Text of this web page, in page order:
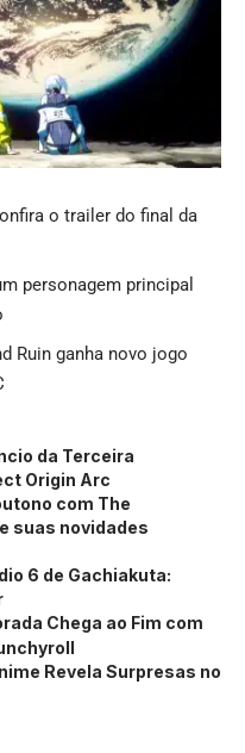
o trailer do final da
personagem principal
Ruin ganha novo jogo
da Terceira
Origin Arc
com The
suas novidades
6 de Gachiakuta:
Chega ao Fim com
Revela Surpresas no